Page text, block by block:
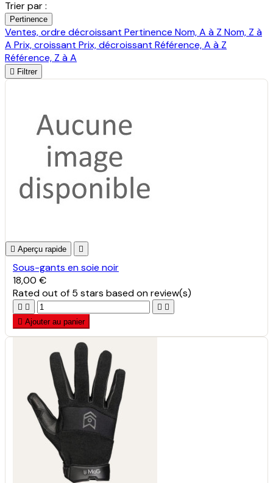
Trier par :
Pertinence
Ventes, ordre décroissant Pertinence Nom, A à Z Nom, Z à
A Prix, croissant Prix, décroissant Référence, A à Z
Référence, Z à A
 Filtrer
 Aperçu rapide 
Sous-gants en soie noir
18,00 €
Ratedout of 5 stars based onreview(s)
   
 Ajouter au panier